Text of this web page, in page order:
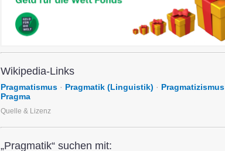
Wikipedia-Links
Pragmatismus · Pragmatik (Linguistik) · Pragmatizismus
Pragma
Quelle & Lizenz
„Pragmatik“ suchen mit: